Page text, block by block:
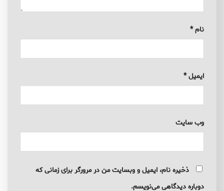
نام*
ایمیل*
وب‌ سایت
ذخیره نام، ایمیل و وبسایت من در مرورگر برای زمانی که
دوباره دیدگاهی می‌نویسم.